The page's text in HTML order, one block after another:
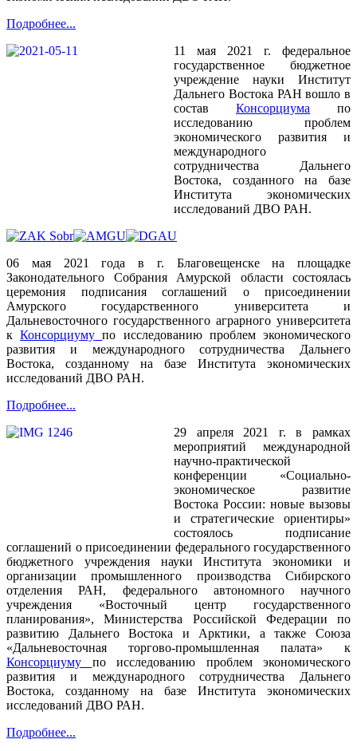
Подробнее...
11 мая 2021 г. федеральное
государственное бюджетное
учреждение науки Институт
Дальнего Востока РАН вошло в
состав Консорциума по
исследованию проблем
экономического развития и
международного
сотрудничества Дальнего
Востока, созданного на базе
Института экономических
исследований ДВО РАН.
06 мая 2021 года в г. Благовещенске на площадке
Законодательного Собрания Амурской области состоялась
церемония подписания соглашений о присоединении
Амурского государственного университета и
Дальневосточного государственного аграрного университета
кКонсорциуму по исследованию проблем экономического
развития и международного сотрудничества Дальнего
Востока, созданному на базе Института экономических
исследований ДВО РАН.
Подробнее...
29 апреля 2021 г. в рамках
мероприятий международной
научно-практической
конференции «Социально-
экономическое развитие
Востока России: новые вызовы
и стратегические ориентиры»
состоялось подписание
соглашений о присоединении федерального государственного
бюджетного учреждения науки Института экономики и
организации промышленного производства Сибирского
отделения РАН, федерального автономного научного
учреждения «Восточный центр государственного
планирования», Министерства Российской Федерации по
развитию Дальнего Востока и Арктики, а также Союза
«Дальневосточная торгово-промышленная палата» к
Консорциуму
по исследованию проблем экономического
развития и международного сотрудничества Дальнего
Востока, созданному на базе Института экономических
исследований ДВО РАН.
Подробнее...